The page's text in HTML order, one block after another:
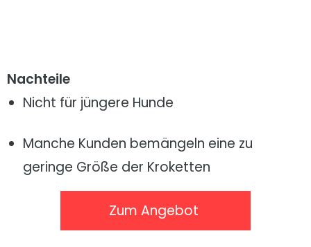
Nachteile
Nicht für jüngere Hunde
Manche Kunden bemängeln eine zu
geringe Größe der Kroketten
Zum Angebot